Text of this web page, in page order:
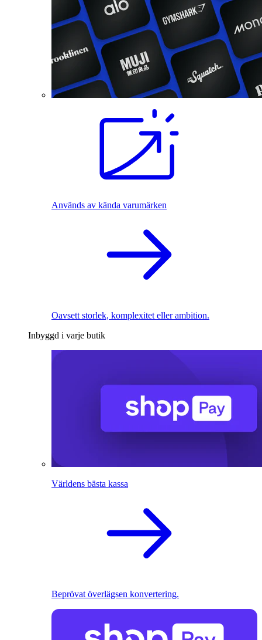
Används av kända varumärken
Oavsett storlek, komplexitet eller ambition.
Inbyggd i varje butik
Världens bästa kassa
Beprövat överlägsen konvertering.